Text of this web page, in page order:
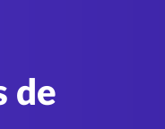
de